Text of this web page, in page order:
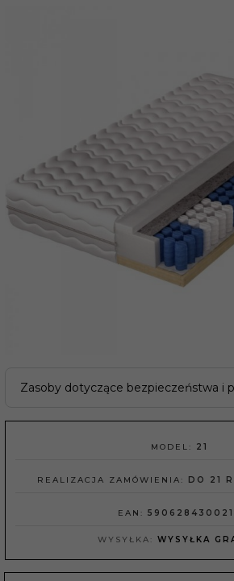
Zasoby dotyczące bezpieczeństwa i
MODEL: 21
REALIZACJA ZAMÓWIENIA: DO 21
EAN:
WYSYŁKA: WYSYŁKA